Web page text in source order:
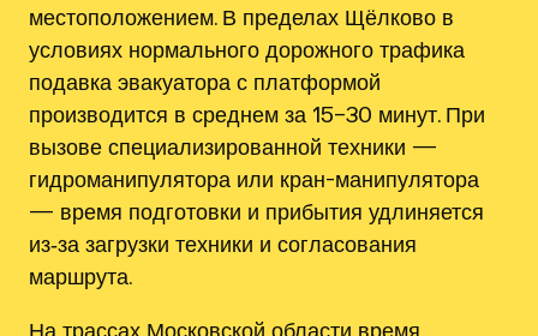
местоположением. В пределах Щёлково в
условиях нормального дорожного трафика
подавка эвакуатора с платформой
производится в среднем за 15–30 минут. При
вызове специализированной техники —
гидроманипулятора или кран-манипулятора
— время подготовки и прибытия удлиняется
из‑за загрузки техники и согласования
маршрута.
На трассах Московской области время